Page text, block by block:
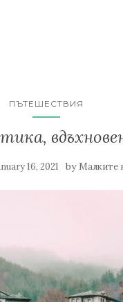
ПЪТЕШЕСТВИЯ
16, 2021 by Малките